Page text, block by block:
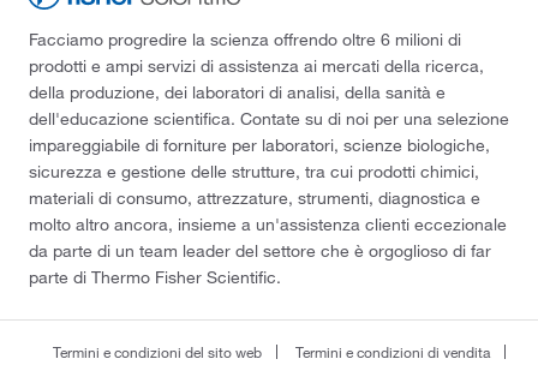
Facciamo progredire la scienza offrendo oltre 6 milioni di
prodotti e ampi servizi di assistenza ai mercati della ricerca,
della produzione, dei laboratori di analisi, della sanità e
dell'educazione scientifica. Contate su di noi per una selezione
impareggiabile di forniture per laboratori, scienze biologiche,
sicurezza e gestione delle strutture, tra cui prodotti chimici,
materiali di consumo, attrezzature, strumenti, diagnostica e
molto altro ancora, insieme a un'assistenza clienti eccezionale
da parte di un team leader del settore che è orgoglioso di far
parte di Thermo Fisher Scientific.
Termini e condizioni del sito web Termini e condizioni di vendita